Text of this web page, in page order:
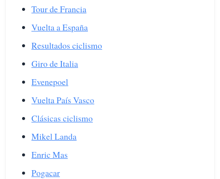
Tour de Francia
Vuelta a España
Resultados ciclismo
Giro de Italia
Evenepoel
Vuelta País Vasco
Clásicas ciclismo
Mikel Landa
Enric Mas
Pogacar